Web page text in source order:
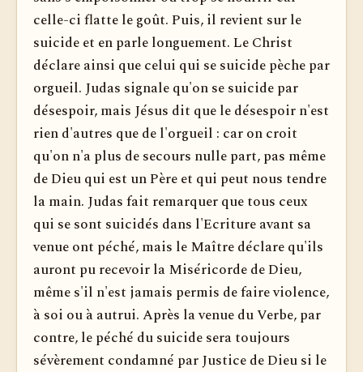
celle-ci flatte le goût. Puis, il revient sur le
suicide et en parle longuement. Le Christ
déclare ainsi que celui qui se suicide pèche par
orgueil. Judas signale qu'on se suicide par
désespoir, mais Jésus dit que le désespoir n'est
rien d'autres que de l'orgueil : car on croit
qu'on n'a plus de secours nulle part, pas même
de Dieu qui est un Père et qui peut nous tendre
la main. Judas fait remarquer que tous ceux
qui se sont suicidés dans l'Ecriture avant sa
venue ont péché, mais le Maître déclare qu'ils
auront pu recevoir la Miséricorde de Dieu,
même s'il n'est jamais permis de faire violence,
à soi ou à autrui. Après la venue du Verbe, par
contre, le péché du suicide sera toujours
sévèrement condamné par Justice de Dieu si le